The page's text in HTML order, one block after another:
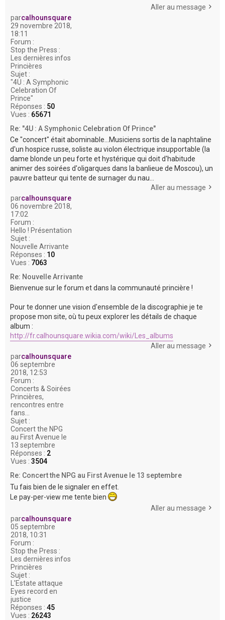
Aller au message
parcalhounsquare
29 novembre 2018,
18:11
Forum :
Stop the Press :
Les dernières infos
Princières
Sujet :
"4U : A Symphonic
Celebration Of
Prince"
Réponses : 50
Vues : 65671
Re: "4U : A Symphonic Celebration Of Prince"
Ce "concert" était abominable...Musiciens sortis de la naphtaline
d'un hospice russe, soliste au violon électrique insupportable (la
dame blonde un peu forte et hystérique qui doit d'habitude
animer des soirées d'oligarques dans la banlieue de Moscou), un
pauvre batteur qui tente de surnager du nau...
Aller au message
parcalhounsquare
06 novembre 2018,
17:02
Forum :
Hello ! Présentation
Sujet :
Nouvelle Arrivante
Réponses : 10
Vues : 7063
Re: Nouvelle Arrivante
Bienvenue sur le forum et dans la communauté princière !
Pour te donner une vision d'ensemble de la discographie je te
propose mon site, où tu peux explorer les détails de chaque
album :
http://fr.calhounsquare.wikia.com/wiki/Les_albums
Aller au message
parcalhounsquare
06 septembre
2018, 12:53
Forum :
Concerts & Soirées
Princières,
rencontres entre
fans...
Sujet :
Concert the NPG
au First Avenue le
13 septembre
Réponses : 2
Vues : 3504
Re: Concert the NPG au First Avenue le 13 septembre
Tu fais bien de le signaler en effet.
Le pay-per-view me tente bien
Aller au message
parcalhounsquare
05 septembre
2018, 10:31
Forum :
Stop the Press :
Les dernières infos
Princières
Sujet :
L'Estate attaque
Eyes record en
justice
Réponses : 45
Vues : 26243